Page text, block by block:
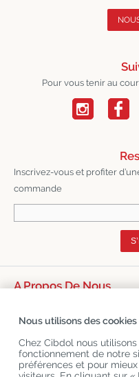
Pour vous tenir au
Inscrivez-vous et profiter
commande
A Propos De Nous
Derniers Blogs
Nous utilisons des cookies
Chez Cibdol nous
fonctionnement de notre
préférences et pour